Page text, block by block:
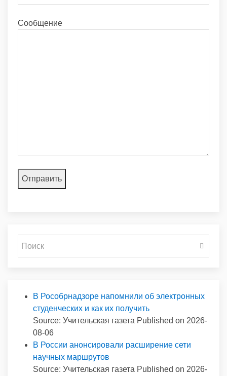
Сообщение
В Рособрнадзоре напомнили об электронных
студенческих и как их получить
Source: Учительская газета Published on 2026-
08-06
В России анонсировали расширение сети
научных маршрутов
Source: Учительская газета Published on 2026-